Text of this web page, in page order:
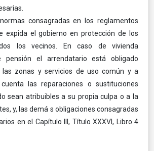
consagradas en los reglamentos
expida el gobierno en protección de los
los vecinos. En caso de vivienda
pensión el arrendatario está obligado
zonas y servicios de uso común y a
las reparaciones o sustituciones
sean atribuibles a su propia culpa o a la
y, las demá s obligaciones consagradas
en el Capítulo III, Título XXXVI, Libro 4